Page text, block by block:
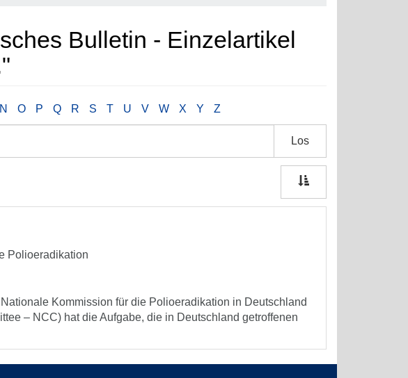
Bulletin - Einzelartikel
N O P Q R S T U V W X Y Z
Los
Polioeradikation
Kommission für die Polioeradikation in Deutschland
– NCC) hat die Aufgabe, die in Deutschland getroffenen